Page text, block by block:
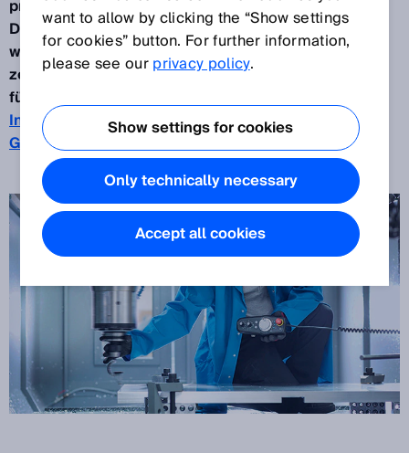
produktspezifische Norm fürSicherheits-Encoder
Der sichereAbsolut-Encoder AFS/AFM60S Pro
wurde als erstes Produkt nach der neuen Norm
zertifiziert. Kein Zufall, sondern ein Musterbeispiel
für die Zusammenarbeit zwischen SICK und dem
Institut für Arbeitsschutz der Deutschen
Gesetzlichen Unfallversicherung, dem IFA.
want to allow by clicking the “Show settings
for cookies” button. For further information,
please see ourprivacy policy.
Show settings for cookies
Only technically necessary
Accept all cookies